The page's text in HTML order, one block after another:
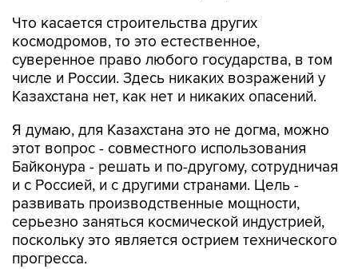
Что касается строительства других
космодромов, то это естественное,
суверенное право любого государства, в том
числе и России. Здесь никаких возражений у
Казахстана нет, как нет и никаких опасений.
Я думаю, для Казахстана это не догма, можно
этот вопрос - совместного использования
Байконура - решать и по-другому, сотрудничая
и с Россией, и с другими странами. Цель -
развивать производственные мощности,
серьезно заняться космической индустрией,
поскольку это является острием технического
прогресса.